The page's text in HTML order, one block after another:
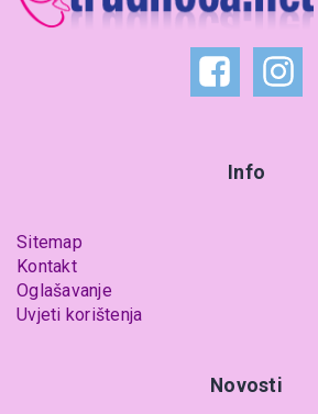
Info
Sitemap
Kontakt
Oglašavanje
Uvjeti korištenja
Novosti